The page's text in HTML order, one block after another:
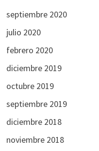
septiembre 2020
julio 2020
febrero 2020
diciembre 2019
octubre 2019
septiembre 2019
diciembre 2018
noviembre 2018